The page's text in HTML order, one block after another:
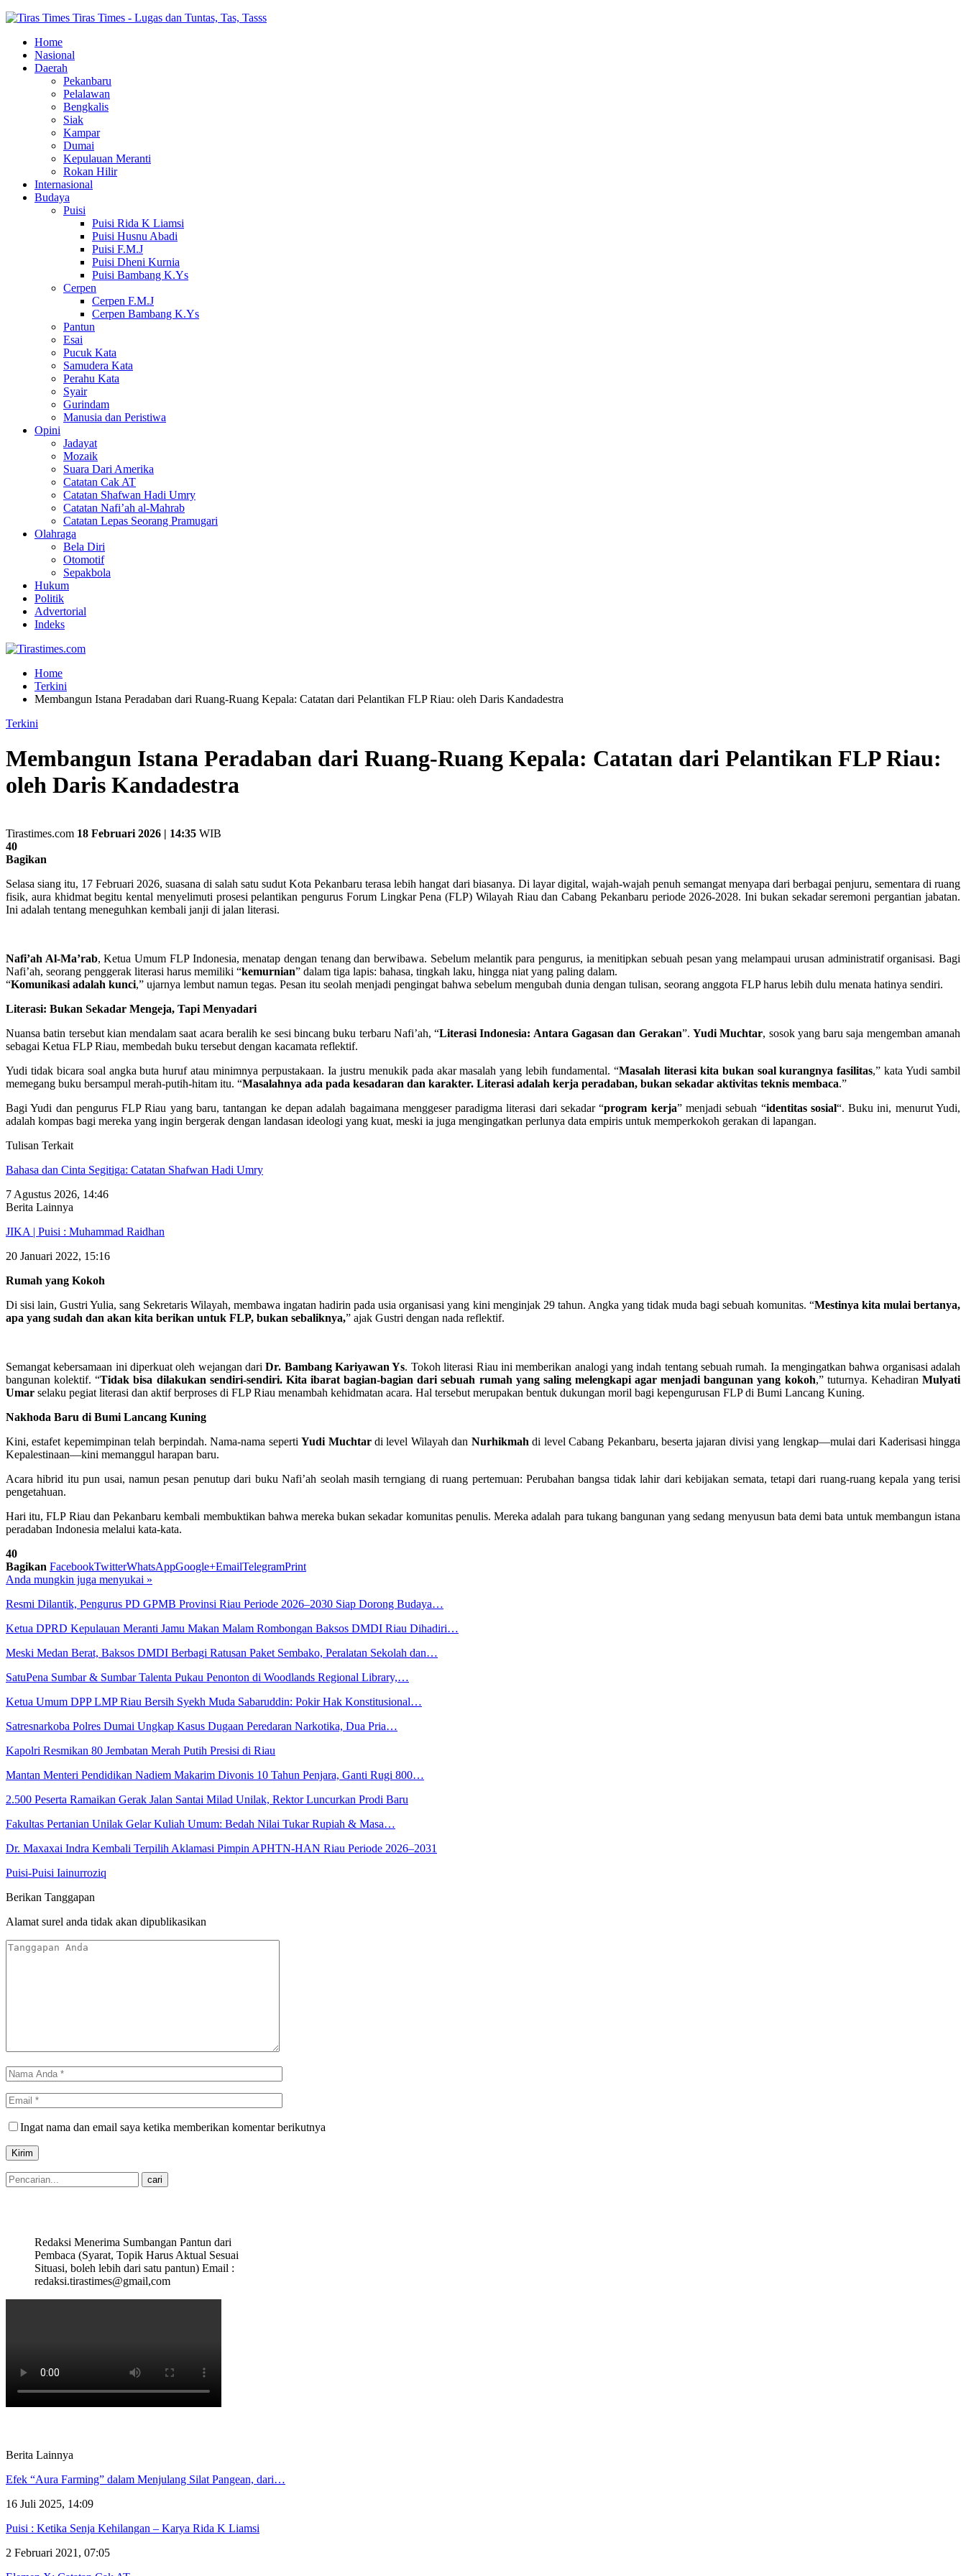
Tiras Times - Lugas dan Tuntas, Tas, Tasss
Home
Nasional
Daerah
Pekanbaru
Pelalawan
Bengkalis
Siak
Kampar
Dumai
Kepulauan Meranti
Rokan Hilir
Internasional
Budaya
Puisi
Puisi Rida K Liamsi
Puisi Husnu Abadi
Puisi F.M.J
Puisi Dheni Kurnia
Puisi Bambang K.Ys
Cerpen
Cerpen F.M.J
Cerpen Bambang K.Ys
Pantun
Esai
Pucuk Kata
Samudera Kata
Perahu Kata
Syair
Gurindam
Manusia dan Peristiwa
Opini
Jadayat
Mozaik
Suara Dari Amerika
Catatan Cak AT
Catatan Shafwan Hadi Umry
Catatan Nafi’ah al-Mahrab
Catatan Lepas Seorang Pramugari
Olahraga
Bela Diri
Otomotif
Sepakbola
Hukum
Politik
Advertorial
Indeks
Home
Terkini
Membangun Istana Peradaban dari Ruang-Ruang Kepala: Catatan dari Pelantikan FLP Riau: oleh Daris Kandadestra
Terkini
Membangun Istana Peradaban dari Ruang-Ruang Kepala: Catatan dari Pelantikan FLP Riau:
oleh Daris Kandadestra
Tirastimes.com 18 Februari 2026 | 14:35 WIB
40
Bagikan
Selasa siang itu, 17 Februari 2026, suasana di salah satu sudut Kota Pekanbaru terasa lebih hangat dari biasanya. Di layar digital, wajah-wajah penuh semangat menyapa dari berbagai penjuru, sementara di ruang
fisik, aura khidmat begitu kental menyelimuti prosesi pelantikan pengurus Forum Lingkar Pena (FLP) Wilayah Riau dan Cabang Pekanbaru periode 2026-2028. Ini bukan sekadar seremoni pergantian jabatan.
Ini adalah tentang meneguhkan kembali janji di jalan literasi.
Nafi’ah Al-Ma’rab, Ketua Umum FLP Indonesia, menatap dengan tenang dan berwibawa. Sebelum melantik para pengurus, ia menitipkan sebuah pesan yang melampaui urusan administratif organisasi. Bagi
Nafi’ah, seorang penggerak literasi harus memiliki “kemurnian” dalam tiga lapis: bahasa, tingkah laku, hingga niat yang paling dalam.
“Komunikasi adalah kunci,” ujarnya lembut namun tegas. Pesan itu seolah menjadi pengingat bahwa sebelum mengubah dunia dengan tulisan, seorang anggota FLP harus lebih dulu menata hatinya sendiri.
Literasi: Bukan Sekadar Mengeja, Tapi Menyadari
Nuansa batin tersebut kian mendalam saat acara beralih ke sesi bincang buku terbaru Nafi’ah, “Literasi Indonesia: Antara Gagasan dan Gerakan”. Yudi Muchtar, sosok yang baru saja mengemban amanah
sebagai Ketua FLP Riau, membedah buku tersebut dengan kacamata reflektif.
Yudi tidak bicara soal angka buta huruf atau minimnya perpustakaan. Ia justru menukik pada akar masalah yang lebih fundamental. “Masalah literasi kita bukan soal kurangnya fasilitas,” kata Yudi sambil
memegang buku bersampul merah-putih-hitam itu. “Masalahnya ada pada kesadaran dan karakter. Literasi adalah kerja peradaban, bukan sekadar aktivitas teknis membaca.”
Bagi Yudi dan pengurus FLP Riau yang baru, tantangan ke depan adalah bagaimana menggeser paradigma literasi dari sekadar “program kerja” menjadi sebuah “identitas sosial“. Buku ini, menurut Yudi,
adalah kompas bagi mereka yang ingin bergerak dengan landasan ideologi yang kuat, meski ia juga mengingatkan perlunya data empiris untuk memperkokoh gerakan di lapangan.
Tulisan Terkait
Bahasa dan Cinta Segitiga: Catatan Shafwan Hadi Umry
7 Agustus 2026, 14:46
Berita Lainnya
JIKA | Puisi : Muhammad Raidhan
20 Januari 2022, 15:16
Rumah yang Kokoh
Di sisi lain, Gustri Yulia, sang Sekretaris Wilayah, membawa ingatan hadirin pada usia organisasi yang kini menginjak 29 tahun. Angka yang tidak muda bagi sebuah komunitas. “Mestinya kita mulai bertanya,
apa yang sudah dan akan kita berikan untuk FLP, bukan sebaliknya,” ajak Gustri dengan nada reflektif.
Semangat kebersamaan ini diperkuat oleh wejangan dariDr. Bambang Kariyawan Ys. Tokoh literasi Riau ini memberikan analogi yang indah tentang sebuah rumah. Ia mengingatkan bahwa organisasi adalah
bangunan kolektif. “Tidak bisa dilakukan sendiri-sendiri. Kita ibarat bagian-bagian dari sebuah rumah yang saling melengkapi agar menjadi bangunan yang kokoh,” tuturnya. KehadiranMulyati
Umar selaku pegiat literasi dan aktif berproses di FLP Riau menambah kehidmatan acara. Hal tersebut merupakan bentuk dukungan moril bagi kepengurusan FLP di Bumi Lancang Kuning.
Nakhoda Baru di Bumi Lancang Kuning
Kini, estafet kepemimpinan telah berpindah. Nama-nama sepertiYudi Muchtardi level Wilayah dan Nurhikmah di level Cabang Pekanbaru, beserta jajaran divisi yang lengkap—mulai dari Kaderisasi hingga
Kepalestinaan—kini memanggul harapan baru.
Acara hibrid itu pun usai, namun pesan penutup dari buku Nafi’ah seolah masih terngiang di ruang pertemuan: Perubahan bangsa tidak lahir dari kebijakan semata, tetapi dari ruang-ruang kepala yang terisi
pengetahuan.
Hari itu, FLP Riau dan Pekanbaru kembali membuktikan bahwa mereka bukan sekadar komunitas penulis. Mereka adalah para tukang bangunan yang sedang menyusun bata demi bata untuk membangun istana
peradaban Indonesia melalui kata-kata.
40
Bagikan FacebookTwitterWhatsAppGoogle+EmailTelegramPrint
Anda mungkin juga menyukai »
Resmi Dilantik, Pengurus PD GPMB Provinsi Riau Periode 2026–2030 Siap Dorong Budaya…
Ketua DPRD Kepulauan Meranti Jamu Makan Malam Rombongan Baksos DMDI Riau Dihadiri…
Meski Medan Berat, Baksos DMDI Berbagi Ratusan Paket Sembako, Peralatan Sekolah dan…
SatuPena Sumbar & Sumbar Talenta Pukau Penonton di Woodlands Regional Library,…
Ketua Umum DPP LMP Riau Bersih Syekh Muda Sabaruddin: Pokir Hak Konstitusional…
Satresnarkoba Polres Dumai Ungkap Kasus Dugaan Peredaran Narkotika, Dua Pria…
Kapolri Resmikan 80 Jembatan Merah Putih Presisi di Riau
Mantan Menteri Pendidikan Nadiem Makarim Divonis 10 Tahun Penjara, Ganti Rugi 800…
2.500 Peserta Ramaikan Gerak Jalan Santai Milad Unilak, Rektor Luncurkan Prodi Baru
Fakultas Pertanian Unilak Gelar Kuliah Umum: Bedah Nilai Tukar Rupiah & Masa…
Dr. Maxaxai Indra Kembali Terpilih Aklamasi Pimpin APHTN-HAN Riau Periode 2026–2031
Puisi-Puisi Iainurroziq
Berikan Tanggapan
Alamat surel anda tidak akan dipublikasikan
Ingat nama dan email saya ketika memberikan komentar berikutnya
Redaksi Menerima Sumbangan Pantun dari
Pembaca (Syarat, Topik Harus Aktual Sesuai
Situasi, boleh lebih dari satu pantun) Email :
redaksi.tirastimes@gmail,com
Berita Lainnya
Efek “Aura Farming” dalam Menjulang Silat Pangean, dari…
16 Juli 2025, 14:09
Puisi : Ketika Senja Kehilangan – Karya Rida K Liamsi
2 Februari 2021, 07:05